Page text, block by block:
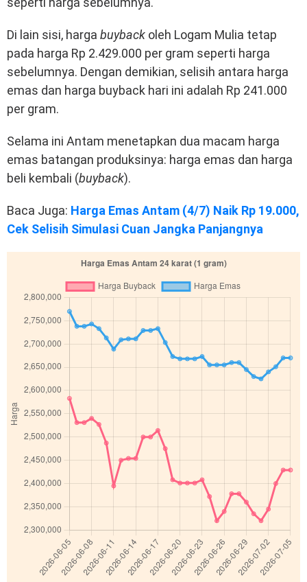
Di lain sisi, harga buyback oleh Logam Mulia tetap
pada harga Rp 2.429.000 per gram seperti harga
sebelumnya. Dengan demikian, selisih antara harga
emas dan harga buyback hari ini adalah Rp 241.000
per gram.
Selama ini Antam menetapkan dua macam harga
emas batangan produksinya: harga emas dan harga
beli kembali (buyback).
Baca Juga: Harga Emas Antam (4/7) Naik Rp 19.000,
Cek Selisih Simulasi Cuan Jangka Panjangnya